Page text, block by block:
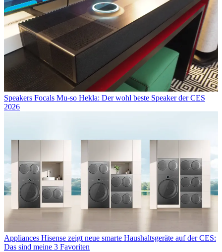
Speakers Focals Mu-so Hekla: Der wohl beste Speaker der CES
2026
Appliances Hisense zeigt neue smarte Haushaltsgeräte auf der CES:
Das sind meine 3 Favoriten